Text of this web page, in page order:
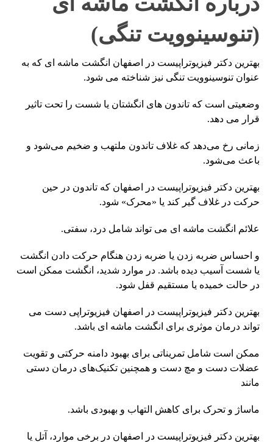
(تنوسینوویت تنگی)
بهترین دکتر فیزیوتراپیست در اصفهان انگشت ماشه ای که به
عنوان تنوسینوویت تنگی نیز شناخته می شود.
وضعیتی است که تاندون های انگشتان یا شست را تحت تاثیر
قرار می دهد.
زمانی رخ می‌دهد که غلاف تاندون ملتهب و ضخیم می‌شود و
باعث می‌شود.
بهترین دکتر فیزیوتراپیست در اصفهان که تاندون در حین
حرکت در غلاف گیر کند یا «محرک» شود.
علائم انگشت ماشه ای می تواند شامل درد، سفتی.
و احساس ضربه زدن یا ضربه زدن هنگام حرکت دادن انگشت
یا شست آسیب دیده باشد. در موارد شدید، انگشت ممکن است
در حالت خمیده یا مستقیم قفل شود.
بهترین دکتر فیزیوتراپیست در اصفهان فیزیوتراپی دست می
تواند درمان موثری برای انگشت ماشه ای باشد.
ممکن است شامل تمریناتی برای بهبود دامنه حرکتی و تقویت
عضلات دست و مچ دست و همچنین تکنیک‌های درمان دستی
مانند
ماساژ و تحرک برای کاهش التهاب و بهبودی باشد.
بهترین دکتر فیزیوتراپیست در اصفهان در برخی موارد، آتل یا